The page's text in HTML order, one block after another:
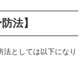
法】
法としては以下になり